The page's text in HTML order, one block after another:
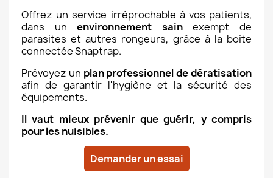
Offrez un service irréprochable à vos patients,
dans unenvironnement sainexempt de
parasites et autres rongeurs, grâce à la boite
connectée Snaptrap.
Prévoyez un plan professionnel de dératisation
afin de garantir l'hygiène et la sécurité des
équipements.
Il vaut mieux prévenir que guérir, y compris
pour les nuisibles.
Demander un essai